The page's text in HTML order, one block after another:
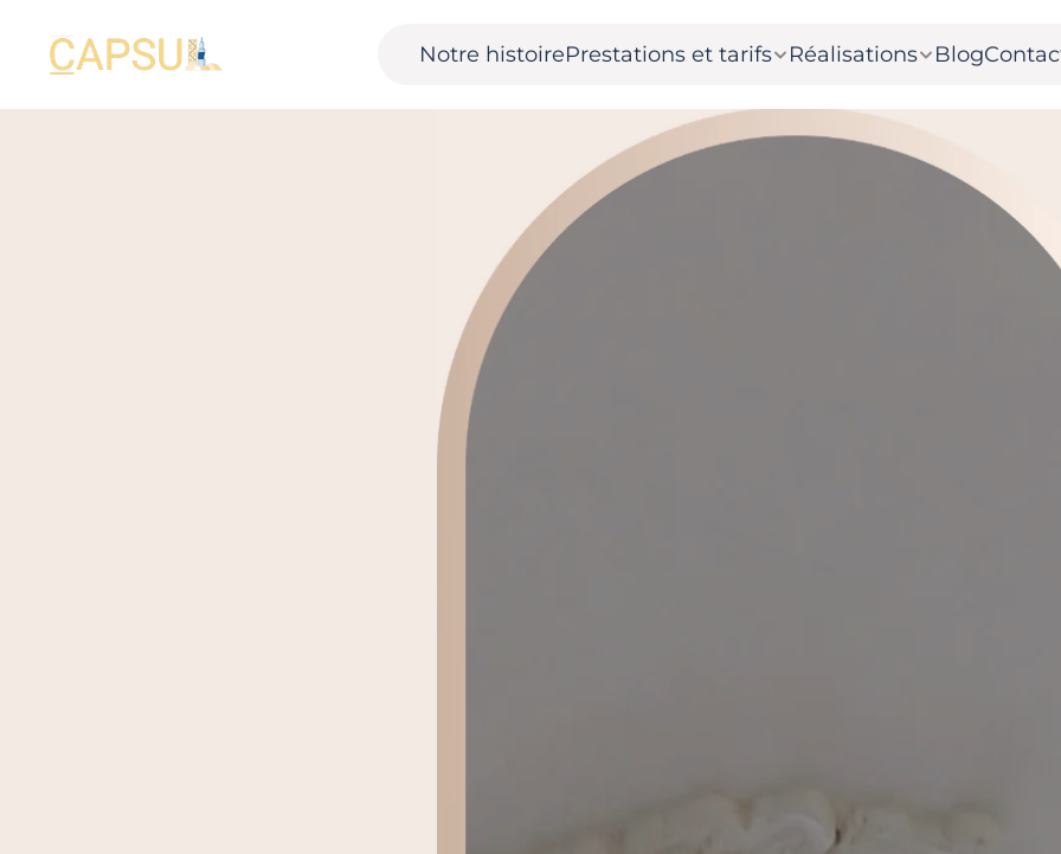
Notre histoirePrestations et tarifs Réalisations Blog